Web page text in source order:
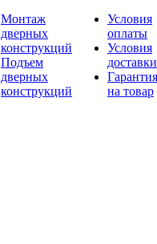
Монтаж
дверных
конструкций
Подъем
дверных
конструкций
Условия
оплаты
Условия
доставки
Гарантия
на товар